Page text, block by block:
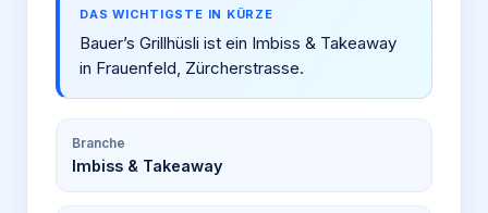
DAS WICHTIGSTE IN KÜRZE
Bauer’s Grillhüsli ist ein Imbiss & Takeaway
in Frauenfeld, Zürcherstrasse.
Branche
Imbiss & Takeaway